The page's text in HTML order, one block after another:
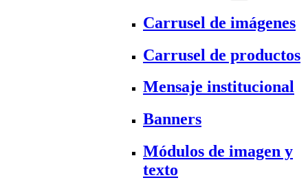
Carrusel de imágenes
Carrusel de productos
Mensaje institucional
Banners
Módulos de imagen y
texto